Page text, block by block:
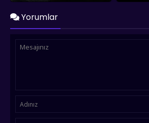
Yorumlar